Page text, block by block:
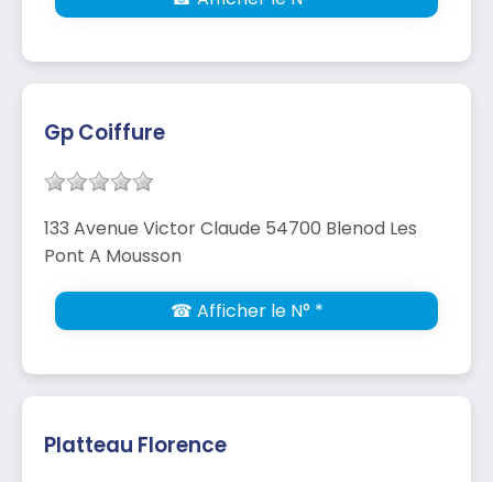
Gp Coiffure
133 Avenue Victor Claude 54700 Blenod Les
Pont A Mousson
☎ Afficher le N° *
Platteau Florence